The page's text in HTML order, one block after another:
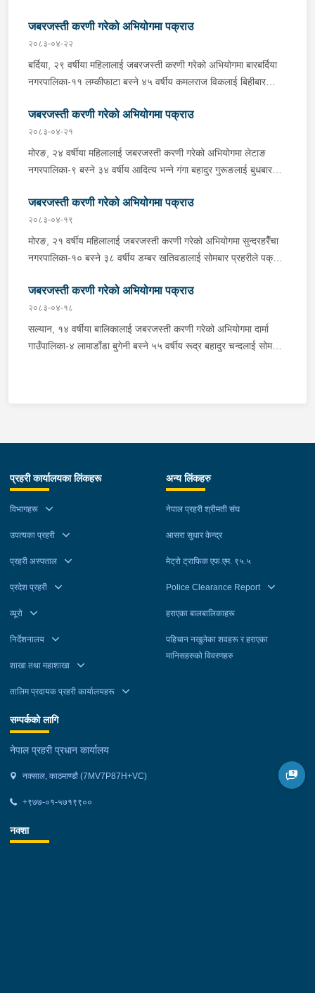
उजुरीको आधारमा इलाका प्रहरी कार्यालय कोहलपुरबाट खटिएको प्रहरीले
उनलाई बैजनाथ गाउँपालिका-५ जि गाउँबाट पक्राउ गरेको हो । यस सम्बन्धमा
प्रहरीले आवश्यक अनुसन्धान गरिरहेको छ ।
जबरजस्ती करणी गरेको अभियोगमा पक्राउ
२०८३-०४-२२
बर्दिया, २९ वर्षीया महिलालाई जबरजस्ती करणी गरेको अभियोगमा बारबर्दिया
नगरपालिका-११ लम्कीफाटा बस्ने ४५ वर्षीय कमलराज विकलाई बिहीबार
करणी गरेको भन्ने उजुरीको आधारमा प्रहरी चौकी कतर्नियाघाटबाट खटिएको
प्रहरीले उनलाई पक्राउ गरेको हो । बाँके, १८ वर्षीया किशोरीलाई जबरजस्ती
करणी गरेको अभियोगमा राप्तीसोनारी गाउँपालिका-१ भम्पा बस्ने ३८ वर्षीय
रूपलाल खुनालाई बिहीबार साँझ प्रहरीले पक्राउ गरेको छ । रूपलालले ती
कार्यालय कोहलपुरबाट खटिएको प्रहरीले उनलाई पक्राउ गरेको हो । यस
सम्बन्धमा प्रहरीले आवश्यक अनुसन्धान गरिरहेको छ ।
जबरजस्ती करणी गरेको अभियोगमा पक्राउ
२०८३-०४-२१
मोरङ, २४ वर्षीया महिलालाई जबरजस्ती करणी गरेको अभियोगमा लेटाङ
नगरपालिका-९ बस्ने ३४ वर्षीय आदित्य भन्ने गंगा बहादुर गुरूङलाई बुधबार
करणी गरेको भन्ने उजुरीको आधारमा इलाका प्रहरी कार्यालय लेटाङबाट
खटिएको प्रहरीले उनलाई पक्राउ गरेको हो । यस सम्बन्धमा प्रहरीले
आवश्यक अनुसन्धान गरिरहेको छ ।
जबरजस्ती करणी गरेको अभियोगमा पक्राउ
२०८३-०४-१९
मोरङ, २१ वर्षीय महिलालाई जबरजस्ती करणी गरेको अभियोगमा सुन्दरहरैँचा
नगरपालिका-१० बस्ने ३८ वर्षीय डम्बर खतिवडालाई सोमबार प्रहरीले पक्राउ
आधारमा इलाका प्रहरी कार्यालय बेलबारीबाट खटिएको प्रहरीले उनलाई
पक्राउ गरेको हो । साथै प्रहरीले उक्त घटनामा संलग्न अन्य २ जनालाई
नियन्त्रणमा लिएको छ । यस सम्बन्धमा प्रहरीले आवश्यक अनुसन्धान
गरिरहेको छ ।
जबरजस्ती करणी गरेको अभियोगमा पक्राउ
२०८३-०४-१८
सल्यान, १४ वर्षीया बालिकालाई जबरजस्ती करणी गरेको अभियोगमा दार्मा
गाउँपालिका-४ लामाडाँडा बुगेनी बस्ने ५५ वर्षीय रूद्र बहादुर चन्दलाई सोमबार
प्रहरी कार्यालयका लिंकहरू
विभागहरू
उपत्यका प्रहरी
प्रहरी अस्पताल
प्रदेश प्रहरी
व्यूरो
निर्देशनालय
शाखा तथा महाशाखा
तालिम प्रदायक प्रहरी कार्यालयहरू
अन्य लिंकहरु
नेपाल प्रहरी श्रीमती संघ
आसरा सुधार केन्द्र
मेट्रो ट्राफिक एफ.एम. ९५.५
Police Clearance Report
हराएका बालबालिकाहरू
पहिचान नखुलेका शवहरू र हराएका
मानिसहरुको विवरणहरु
सम्पर्कको लागि
नेपाल प्रहरी प्रधान कार्यालय
नक्साल, काठमाण्डौ (7MV7P87H+VC)
+९७७-०१-५७१९९००
नक्शा